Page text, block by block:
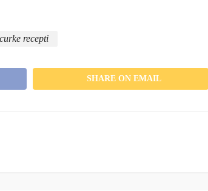
recepti
SHARE ON EMAIL